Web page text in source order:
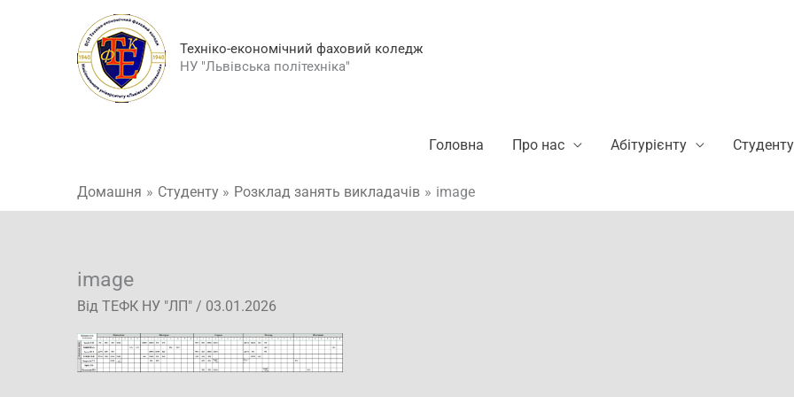
Техніко-економічний фаховий коледж
НУ "Львівська політехніка"
Головна Про нас Абітурієнту Студенту
Домашня Студенту Розклад занять викладачів image
image
Від ТЕФК НУ "ЛП" / 03.01.2026